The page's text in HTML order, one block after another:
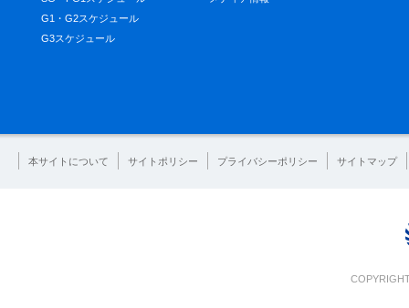
G1・G2スケジュール
G3スケジュール
本サイトについて サイトポリシー プライバシーポリシー サイトマップ